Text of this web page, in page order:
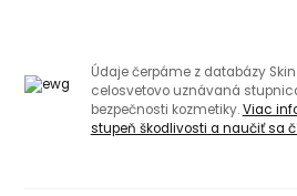
Údaje čerpáme z databázy Skin
celosvetovo uznávaná
bezpečnosti kozmetiky.Viac
stupeň škodlivosti a naučiť sa